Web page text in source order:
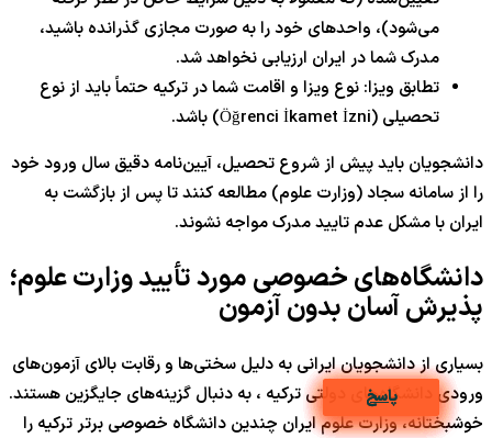
می‌شود)، واحدهای خود را به صورت مجازی گذرانده باشید،
مدرک شما در ایران ارزیابی نخواهد شد.
تطابق ویزا: نوع ویزا و اقامت شما در ترکیه حتماً باید از نوع
تحصیلی (Öğrenci İkamet İzni) باشد.
دانشجویان باید پیش از شروع تحصیل، آیین‌نامه دقیق سال ورود خود
را از سامانه سجاد (وزارت علوم) مطالعه کنند تا پس از بازگشت به
ایران با مشکل عدم تایید مدرک مواجه نشوند.
دانشگاه‌های خصوصی مورد تأیید وزارت علوم؛
پذیرش آسان بدون آزمون
بسیاری از دانشجویان ایرانی به دلیل سختی‌ها و رقابت بالای آزمون‌های
ورودی دانشگاه‌های دولتی ترکیه ، به دنبال گزینه‌های جایگزین هستند.
خوشبختانه، وزارت علوم ایران چندین دانشگاه خصوصی برتر ترکیه را
پاسخ
پاسخ
پاسخ
پاسخ
پاسخ
پاسخ
پاسخ
پاسخ
پاسخ
پاسخ